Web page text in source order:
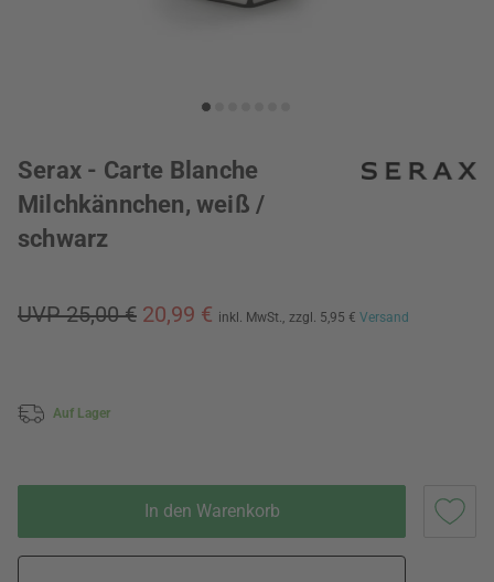
Serax - Carte Blanche
Milchkännchen, weiß /
schwarz
UVP 25,00 € 20,99 € inkl. MwSt., zzgl. 5,95 € Versand
Auf Lager
In den Warenkorb